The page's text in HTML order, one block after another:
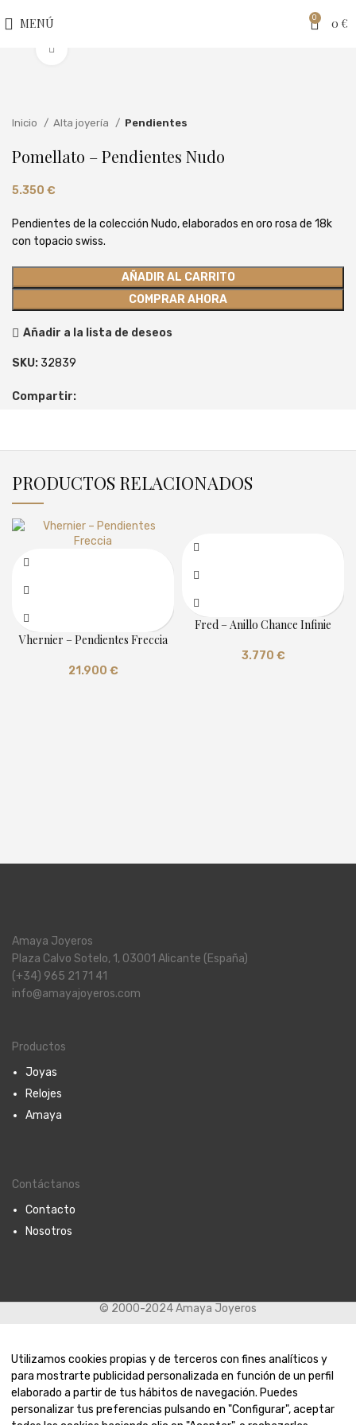
MENÚ 0 0 €
Inicio Alta joyería Pendientes
Pomellato – Pendientes Nudo
5.350 €
Pendientes de la colección Nudo, elaborados en oro rosa de 18k
con topacio swiss.
AÑADIR AL CARRITO
COMPRAR AHORA
Añadir a la lista de deseos
SKU: 32839
Compartir:
PRODUCTOS RELACIONADOS
Vhernier – Pendientes Freccia
21.900 €
Fred – Anillo Chance Infinie
3.770 €
Amaya Joyeros
Plaza Calvo Sotelo, 1, 03001 Alicante (España)
(+34) 965 21 71 41
info@amayajoyeros.com
Productos
Joyas
Relojes
Amaya
Contáctanos
Contacto
Nosotros
© 2000-2024 Amaya Joyeros
Pomellato – Pendientes Nudo
€
AÑADIR AL CARRITO
Utilizamos cookies propias y de terceros con fines analíticos y
para mostrarte publicidad personalizada en función de un perfil
elaborado a partir de tus hábitos de navegación. Puedes
personalizar tus preferencias pulsando en "Configurar", aceptar